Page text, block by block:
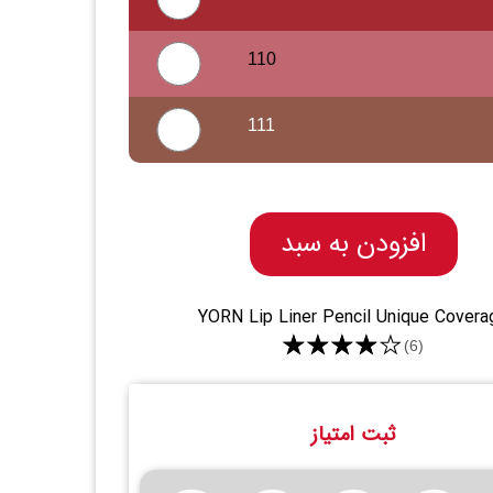
110
111
افزودن به سبد
YORN Lip Liner Pencil Unique
★★★★★(6)
ثبت امتیاز